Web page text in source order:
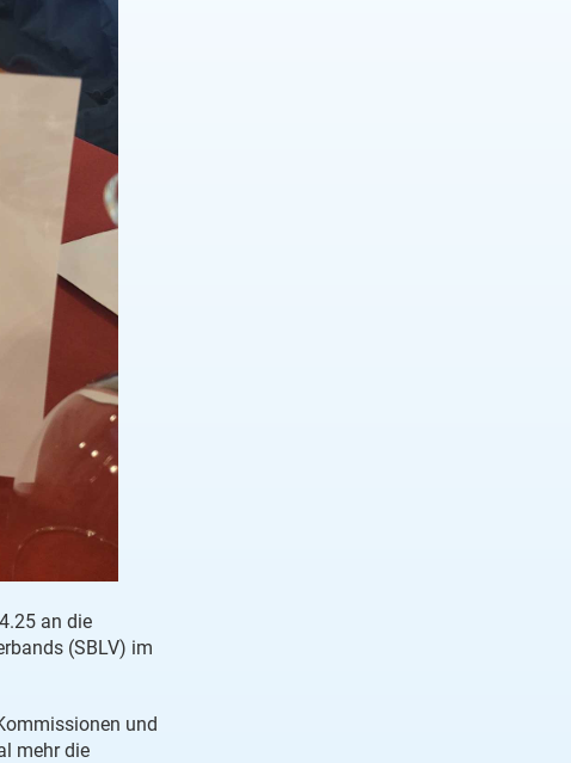
an die
(SBLV) im
und
mehr die